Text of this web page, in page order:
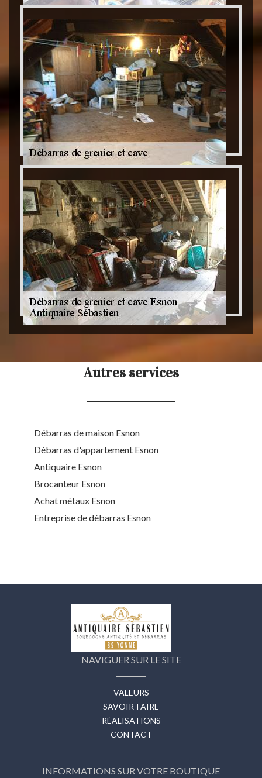
Autres services
Débarras de maison Esnon
Débarras d'appartement Esnon
Antiquaire Esnon
Brocanteur Esnon
Achat métaux Esnon
Entreprise de débarras Esnon
NAVIGUER SUR LE SITE
VALEURS
SAVOIR-FAIRE
RÉALISATIONS
CONTACT
INFORMATIONS SUR VOTRE BOUTIQUE